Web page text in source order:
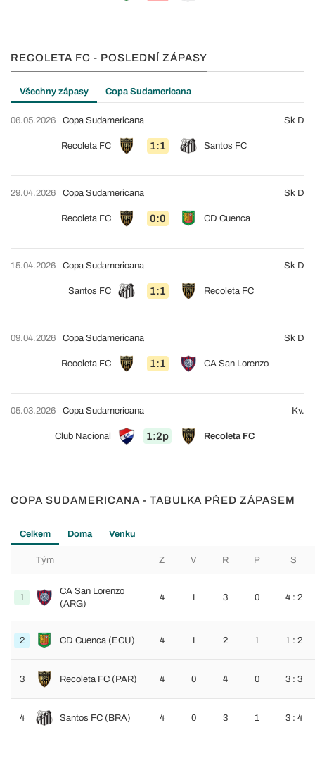
RECOLETA FC - POSLEDNÍ ZÁPASY
Všechny zápasy Copa Sudamericana
06.05.2026
Recoleta FC 1:1 Santos FC
Copa Sudamericana Sk D
29.04.2026
Recoleta FC 0:0 CD Cuenca
Copa Sudamericana Sk D
15.04.2026
Santos FC 1:1 Recoleta FC
Copa Sudamericana Sk D
09.04.2026
Recoleta FC 1:1 CA San Lorenzo
Copa Sudamericana Sk D
05.03.2026
Club Nacional 1:2p Recoleta FC
Copa Sudamericana Kv.
COPA SUDAMERICANA - TABULKA PŘED ZÁPASEM
Celkem Doma Venku
Tým Z V R P S
1
CA San Lorenzo
(ARG)
4 1 3 0 4 : 2
2 CD Cuenca (ECU) 4 1 2 1 1 : 2
3 Recoleta FC (PAR) 4 0 4 0 3 : 3
4 Santos FC (BRA) 4 0 3 1 3 : 4